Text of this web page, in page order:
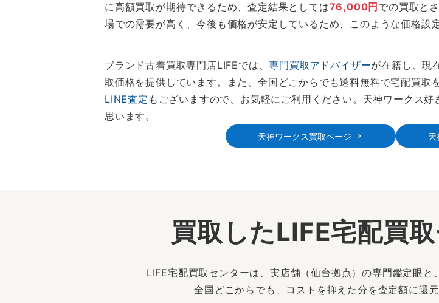
に高額買取が期待できるため、査定結果としては76,000円 での買取と
場での需要が高く、今後も価格が安定しているため、このような価格設
ブランド古着買取専門店LIFEでは、専門買取アドバイザーが在籍し、現
取価格を提供しています。また、全国どこからでも送料無料で宅配買取
LINE査定 もございますので、お気軽にご利用ください。天神ワークス
思います。
天神ワークス買取ページ 天
買取したLIFE宅配買
LIFE宅配買取センターは、実店舗（仙台拠点）の専門鑑定眼と
全国どこからでも、コストを抑えた分を査定額に還